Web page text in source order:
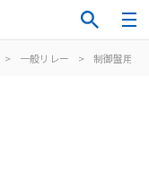
> 一般リレー > 制御盤用